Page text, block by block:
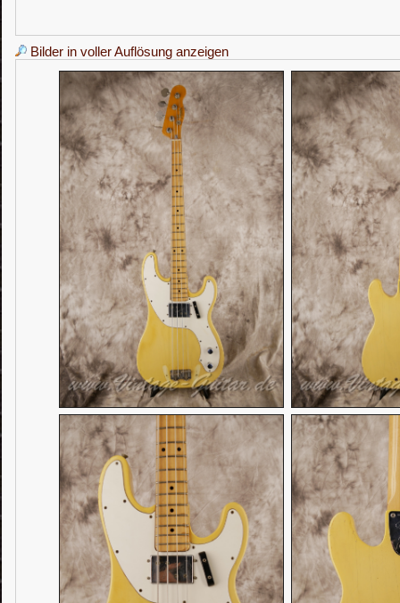
Bilder in voller Auflösung anzeigen